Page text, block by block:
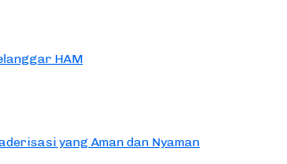
HAM
yang Aman dan Nyaman